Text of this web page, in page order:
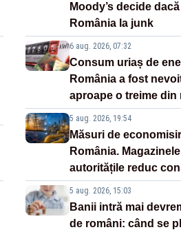
Moody’s decide
România la junk
6 aug. 2026, 07:32
Consum uriaș de
România a fost
aproape o treime din
5 aug. 2026, 19:54
Măsuri de
România.
autoritățile reduc
5 aug. 2026, 15:03
Banii intră mai
de români: când se